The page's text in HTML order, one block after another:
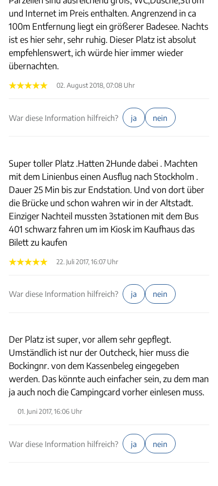
und Internet im Preis enthalten. Angrenzend in ca
100m Entfernung liegt ein größerer Badesee. Nachts
ist es hier sehr, sehr ruhig. Dieser Platz ist absolut
empfehlenswert, ich würde hier immer wieder
übernachten.
02. August 2018, 07:08 Uhr
War diese Information hilfreich? ja nein
Super toller Platz .Hatten 2Hunde dabei . Machten
mit dem Linienbus einen Ausflug nach Stockholm .
Dauer 25 Min bis zur Endstation. Und von dort über
die Brücke und schon wahren wir in der Altstadt.
Einziger Nachteil mussten 3stationen mit dem Bus
401 schwarz fahren um im Kiosk im Kaufhaus das
Bilett zu kaufen
22. Juli 2017, 16:07 Uhr
War diese Information hilfreich? ja nein
Der Platz ist super, vor allem sehr gepflegt.
Umständlich ist nur der Outcheck, hier muss die
Bockingnr. von dem Kassenbeleg eingegeben
werden. Das könnte auch einfacher sein, zu dem man
ja auch noch die Campingcard vorher einlesen muss.
01. Juni 2017, 16:06 Uhr
War diese Information hilfreich? ja nein